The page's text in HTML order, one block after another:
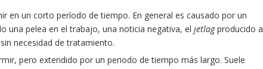
en un corto período de tiempo. En general es causado por un
una pelea en el trabajo, una noticia negativa, el jetlagproducido a
necesidad de tratamiento.
pero extendido por un periodo de tiempo más largo. Suele